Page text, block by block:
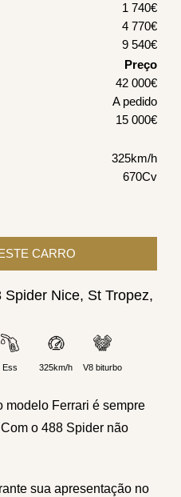
1 740€
4 770€
9 540€
Preço
42 000€
A pedido
15 000€
325km/h
670Cv
Nice, St Tropez,
Ess 325km/h V8 biturbo
modelo Ferrari é sempre
o 488 Spider não
sua apresentação no